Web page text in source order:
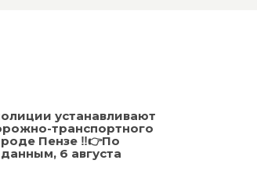
устанавливают
транспортного
Пензе ‼️👉По
6 августа